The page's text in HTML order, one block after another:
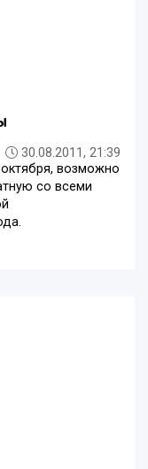
30.08.2011, 21:39
возможно
со всеми